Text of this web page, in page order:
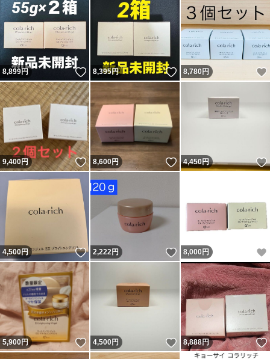
8,899円 いいね！
8,395円 いいね！
8,780円
9,400円 いいね！
8,600円 いいね！
4,450円
4,500円 いいね！
2,222円 いいね！
8,000 円
5,900円 いいね！
4,500円 いいね！
8,888円